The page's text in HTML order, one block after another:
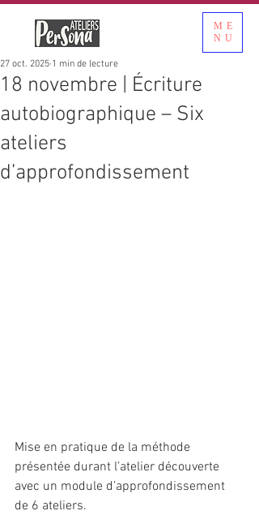
ME
NU
18 novembre | Écriture
autobiographique – Six
ateliers
d’approfondissement
27 oct. 2025 1 min de lecture
Mise en pratique de la méthode
présentée durant l’atelier découverte
avec un module d’approfondissement
de 6 ateliers.